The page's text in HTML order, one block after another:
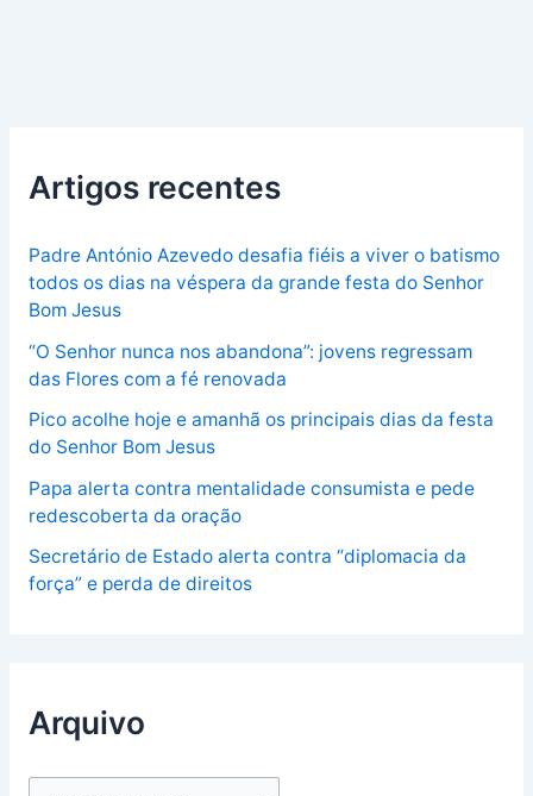
Artigos recentes
Padre António Azevedo desafia fiéis a viver o batismo
todos os dias na véspera da grande festa do Senhor
Bom Jesus
“O Senhor nunca nos abandona”: jovens regressam
das Flores com a fé renovada
Pico acolhe hoje e amanhã os principais dias da festa
do Senhor Bom Jesus
Papa alerta contra mentalidade consumista e pede
redescoberta da oração
Secretário de Estado alerta contra “diplomacia da
força” e perda de direitos
Arquivo